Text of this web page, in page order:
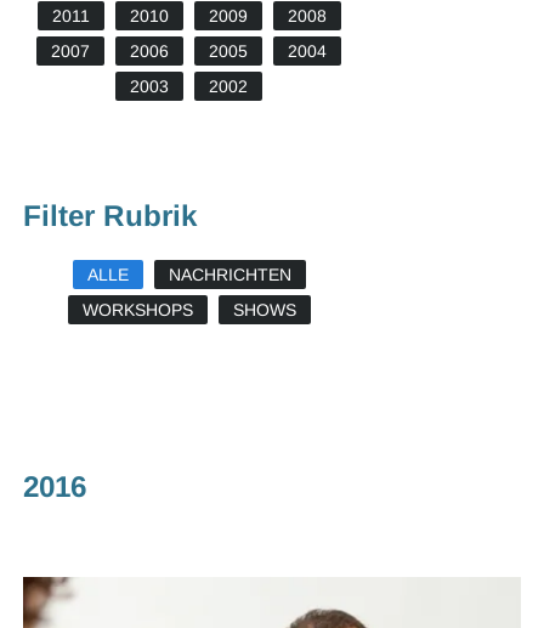
2011
2010 2009
2008
2007
2006 2005
2004
2003
2002
Filter Rubrik
ALLE
NACHRICHTEN
WORKSHOPS
SHOWS
2016